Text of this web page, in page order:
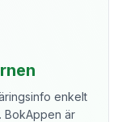
enkelt
BokAppen är